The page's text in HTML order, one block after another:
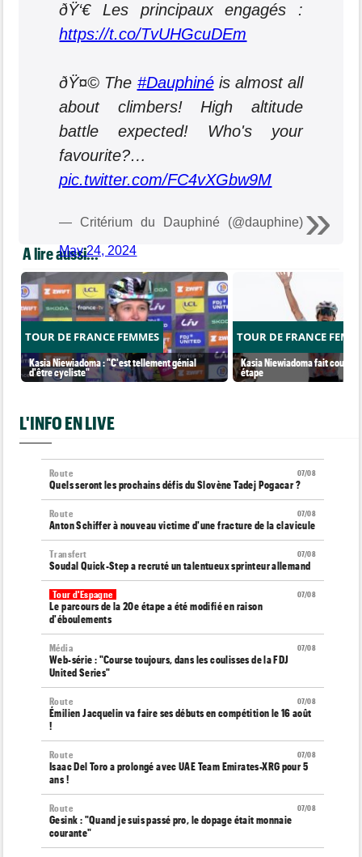
ðŸ‘€ Les principaux engagés :
https://t.co/TvUHGcuDEm
ðŸ¤© The #Dauphinéis almost all
about climbers! High altitude
battle expected! Who's your
favourite?…
pic.twitter.com/FC4vXGbw9M
— Critérium du Dauphiné (@dauphine)
May 24, 2024
A lire aussi...
TOUR DE FRANCE FEMMES
Kasia Niewiadoma : "C'est tellement génial
d'être cycliste"
TOUR DE FRANCE
Kasia Niewiadoma fait coup
étape
L'INFO EN LIVE
07/08
Route
Quels seront les prochains défis du Slovène Tadej Pogacar ?
07/08
Route
Anton Schiffer à nouveau victime d'une fracture de la clavicule
07/08
Transfert
Soudal Quick-Step a recruté un talentueux sprinteur allemand
07/08
Tour d'Espagne
Le parcours de la 20e étape a été modifié en raison
d'éboulements
07/08
Média
Web-série : "Course toujours, dans les coulisses de la FDJ
United Series"
07/08
Route
Émilien Jacquelin va faire ses débuts en compétition le 16 août
!
07/08
Route
Isaac Del Toro a prolongé avec UAE Team Emirates-XRG pour 5
ans !
07/08
Route
Gesink : "Quand je suis passé pro, le dopage était monnaie
courante"